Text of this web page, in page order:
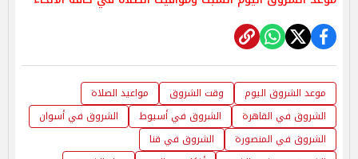
موعد الشروق اليوم وقت الشروق
مواعيد الصلاة
الشروق في القاهرة
الشروق في أسيوط
الشروق في أسوان
الشروق في المنصورة
الشروق في قنا